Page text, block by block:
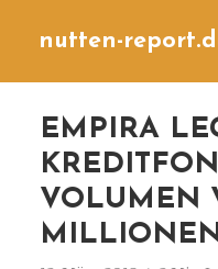
nutten-
EMPIRA
VOLUMEN